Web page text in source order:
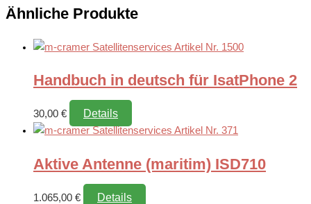
Ähnliche Produkte
Handbuch in deutsch für IsatPhone 2
30,00 € Details
Aktive Antenne (maritim) ISD710
1.065,00 € Details